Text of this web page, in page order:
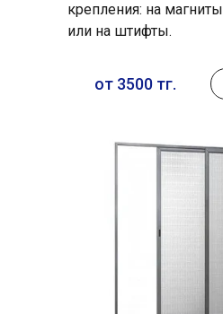
крепления: на
или на штифты.
от 3500 тг.